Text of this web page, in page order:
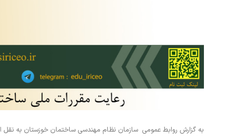
به گزارش روابط عمومی سازمان نظام مهندسی ساختمان خوزستان به نقل